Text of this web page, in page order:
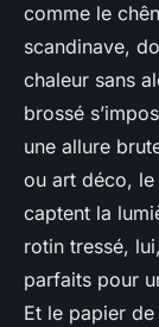
comme le
scandinave,
chaleur sans
brossé
une allure
ou art déco, le
captent la
rotin tressé,
parfaits pour
Et le papier